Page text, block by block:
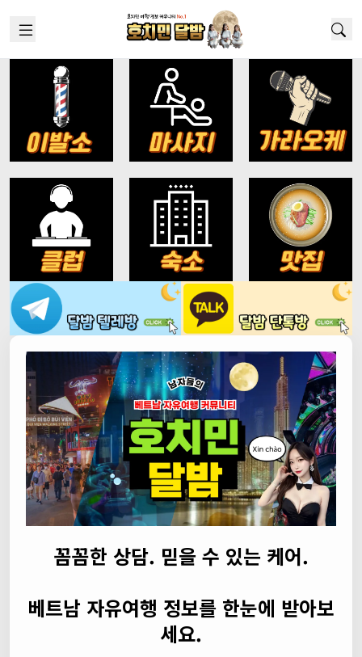
꼼꼼한 상담. 믿을 수 있는 케어.
베트남 자유여행 정보를 한눈에 받아보
세요.